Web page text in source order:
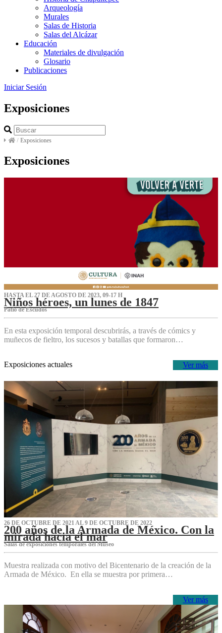
Arqueología
Murales
Salas de Historia
Salas del Alcázar
Educación
Materiales de divulgación
Glosario
Publicaciones
Iniciar Sesión
Exposiciones
/ Exposiciones
Exposiciones
HASTA EL 27 DE AGOSTO DE 2023, 09-17 H
Niños héroes, un lunes de 1847
Patio de Escudos
En esta exposición temporal descubrirás, a través de cómics y
muñecos de fieltro, los sucesos y batallas que formaron…
Ver más
Exposiciones actuales
26 DE OCTUBRE DE 2021 AL 9 DE OCTUBRE DE 2022
200 años de la Armada de México. Con la
mirada hacia el mar
Salas de exposiciones temporales del Museo‌
Muestra realizada con motivo del Bicentenario de la creación de la
Armada de México. En ella se muestra por primera…
Ver más